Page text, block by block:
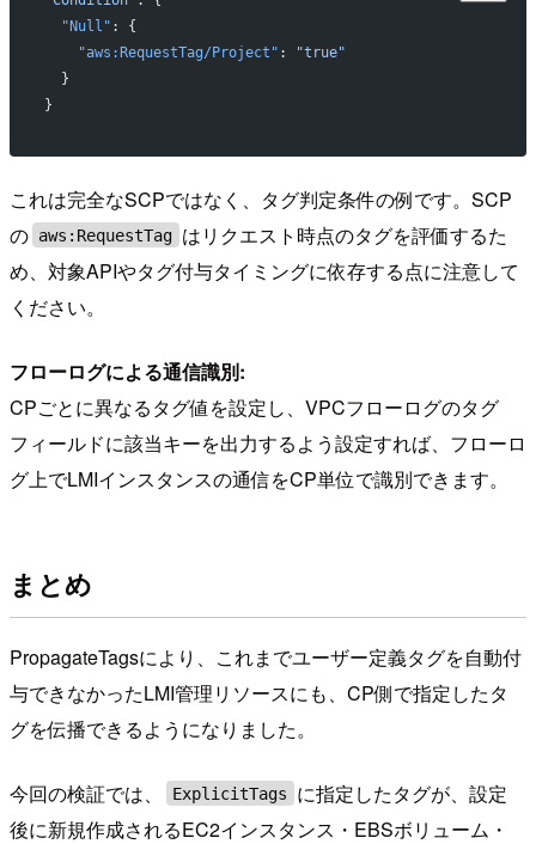
  "Null"
: {
    "aws:RequestTag/Project"
:
"true"
  }
}
これは完全なSCPではなく、タグ判定条件の例です。SCP
の aws:RequestTag はリクエスト時点のタグを評価するた
め、対象APIやタグ付与タイミングに依存する点に注意して
ください。
フローログによる通信識別:
CPごとに異なるタグ値を設定し、VPCフローログのタグ
フィールドに該当キーを出力するよう設定すれば、フローロ
グ上でLMIインスタンスの通信をCP単位で識別できます。
まとめ
PropagateTagsにより、これまでユーザー定義タグを自動付
与できなかったLMI管理リソースにも、CP側で指定したタ
グを伝播できるようになりました。
今回の検証では、 ExplicitTags
に指定したタグが、設定
後に新規作成されるEC2インスタンス・EBSボリューム・